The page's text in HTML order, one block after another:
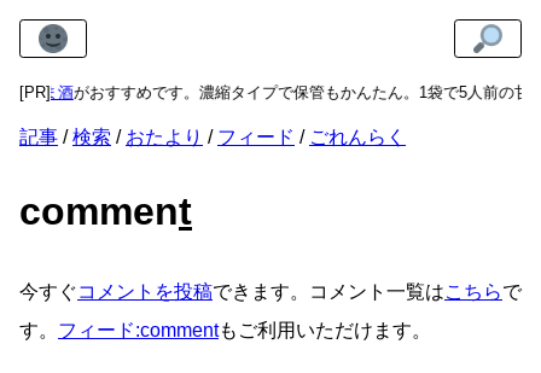
[PR]
りあま酒がおすすめです。濃縮タイプで保管もかんたん。1袋で5人前の甘
記事 検索 おたより フィード ごれんらく
comment
今すぐコメントを投稿できます。コメント一覧はこちらで
す。 フィード:commentもご利用いただけます。